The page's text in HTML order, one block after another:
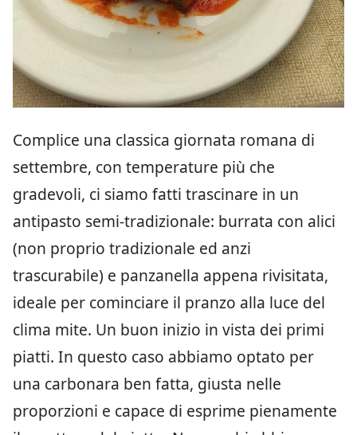
Complice una classica giornata romana di
settembre, con temperature più che
gradevoli, ci siamo fatti trascinare in un
antipasto semi-tradizionale: burrata con alici
(non proprio tradizionale ed anzi
trascurabile) e panzanella appena rivisitata,
ideale per cominciare il pranzo alla luce del
clima mite. Un buon inizio in vista dei primi
piatti. In questo caso abbiamo optato per
una carbonara ben fatta, giusta nelle
proporzioni e capace di esprime pienamente